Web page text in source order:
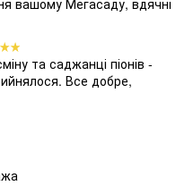
вашому Мегасаду, вдячні
та саджанці піонів -
Все добре,